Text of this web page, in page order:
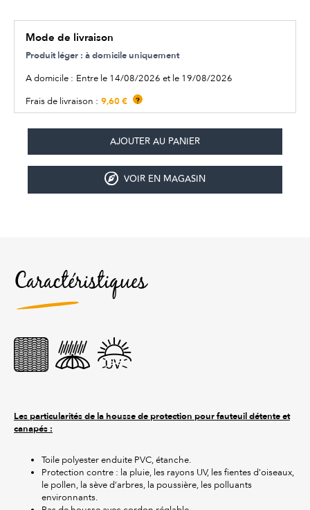
Mode de livraison
Produit léger : à domicile uniquement
A domicile : Entre le 14/08/2026 et le 19/08/2026
Frais de livraison : 9,60 € ?
VOIR EN MAGASIN
Caractéristiques
Les particularités de la housse de protection pour fauteuil détente et
canapés :
Toile polyester enduite PVC, étanche.
Protection contre : la pluie, les rayons UV, les fientes d’oiseaux,
le pollen, la sève d’arbres, la poussière, les polluants
environnants.